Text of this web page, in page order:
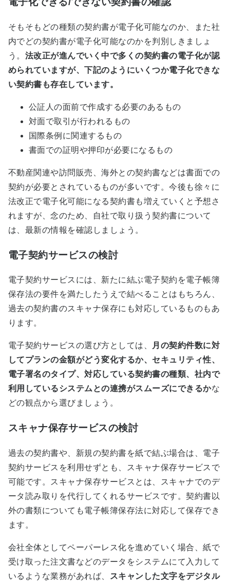
そもそもどの種類の契約書が電子化可能なのか、また社
内でどの契約書が電子化可能なのかを判別しきましょ
う。 法改正が進んでいく中で多くの契約書の電子化が認
められていますが、下記のようにいくつか電子化できな
い契約書も存在しています。
公証人の面前で作成する必要のあるもの
対面で取引が行われるもの
国際条例に関連するもの
書面での証明や押印が必要になるもの
不動産関連や訪問販売、海外との契約書などは書面での
契約が必要とされているものが多いです。今後も徐々に
法改正で電子化可能になる契約書も増えていくと予想さ
れますが、念のため、自社で取り扱う契約書について
は、最新の情報を確認しましょう。
電子契約サービスの検討
電子契約サービスには、新たに結ぶ電子契約を電子帳簿
保存法の要件を満たしたうえで結べることはもちろん、
過去の契約書のスキャナ保存にも対応しているものもあ
ります。
電子契約サービスの選び方としては、
月の契約件数に対
してプランの金額がどう変化するか、セキュリティ性、
電子署名のタイプ、対応している契約書の種類、社内で
利用しているシステムとの連携がスムーズにできるかな
どの観点から選びましょう。
スキャナ保存サービスの検討
過去の契約書や、新規の契約書を紙で結ぶ場合は、電子
契約サービスを利用せずとも、スキャナ保存サービスで
可能です。スキャナ保存サービスとは、スキャナでのデ
ータ読み取りを代行してくれるサービスです。契約書以
外の書類についても電子帳簿保存法に対応して保存でき
ます。
会社全体としてペーパーレス化を進めていく場合、紙で
受け取った注文書などのデータをシステムにて入力して
いるような業務があれば、
スキャンした文字をデジタル